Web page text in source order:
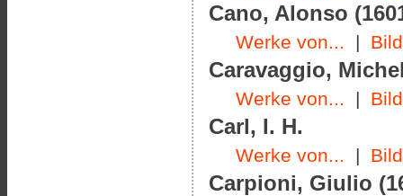
Cano, Alonso
Werke von... |
Caravaggio,
Werke von... |
Carl, I. H.
Werke von... |
Carpioni, Giulio